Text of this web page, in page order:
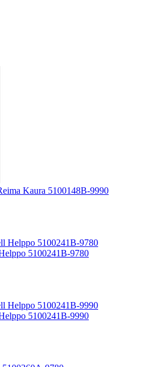
Kaura 5100148B-9990
5100241B-9780
5100241B-9990